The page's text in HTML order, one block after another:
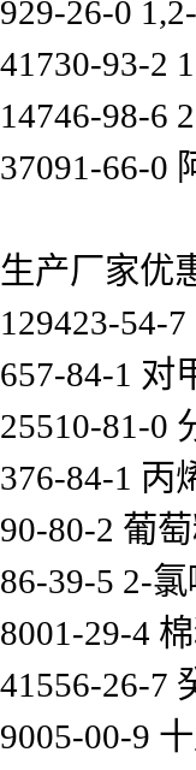
929-26-0
41730-93-2
14746-98-6
37091-66-0
生产厂家优
129423-54-
657-84-1 对
25510-81-0
376-84-1 丙
90-80-2 葡
86-39-5 2-
8001-29-4
41556-26-7
9005-00-9